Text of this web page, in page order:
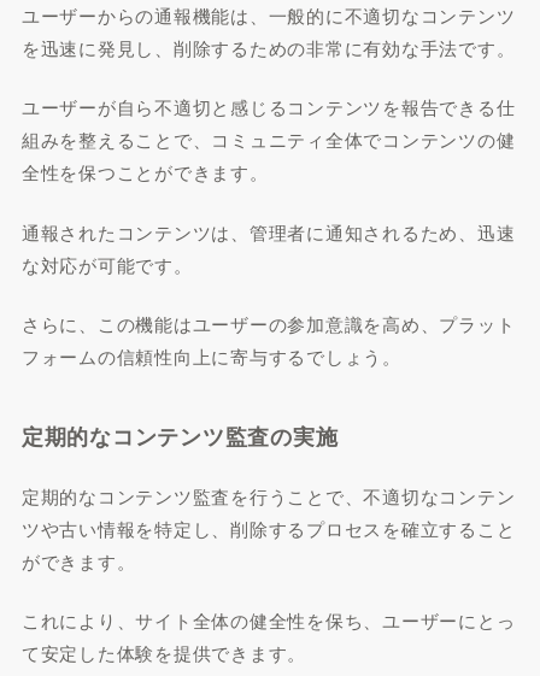
ユーザーからの通報機能は、一般的に不適切なコンテンツ
を迅速に発見し、削除するための非常に有効な手法です。
ユーザーが自ら不適切と感じるコンテンツを報告できる仕
組みを整えることで、コミュニティ全体でコンテンツの健
全性を保つことができます。
通報されたコンテンツは、管理者に通知されるため、迅速
な対応が可能です。
さらに、この機能はユーザーの参加意識を高め、プラット
フォームの信頼性向上に寄与するでしょう。
定期的なコンテンツ監査の実施
定期的なコンテンツ監査を行うことで、不適切なコンテン
ツや古い情報を特定し、削除するプロセスを確立すること
ができます。
これにより、サイト全体の健全性を保ち、ユーザーにとっ
て安定した体験を提供できます。